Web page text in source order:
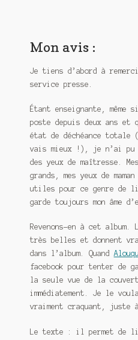
Mon avis :
Je tiens d’abord à
service presse.
Étant enseignante, même
poste depuis deux ans et
état de déchéance
vais mieux !), je n’ai pu
des yeux de maîtresse.
grands, mes yeux de
utiles pour ce genre de
garde toujours mon âme
Revenons-en à cet
très belles et donnent
dans l’album. Quand
facebook pour tenter de
la seule vue de la
immédiatement. Je le
vraiment craquant, juste
Le texte : il permet de